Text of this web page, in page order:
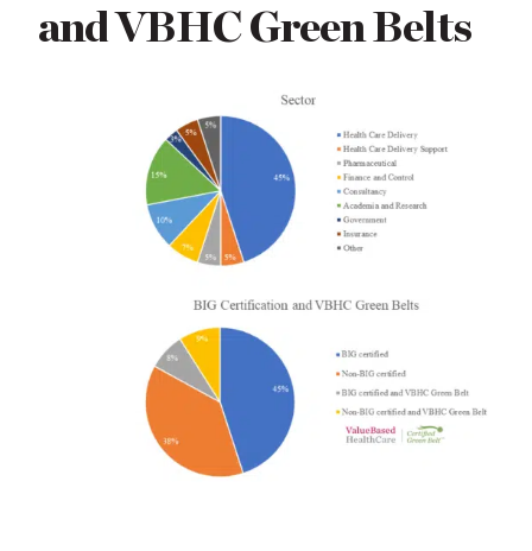
and VBHC Green Belts